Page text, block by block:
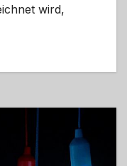
wird,